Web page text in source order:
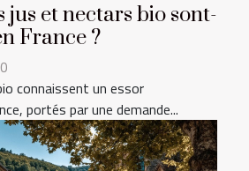
jus et nectars bio sont-
France ?
connaissent un essor
portés par une demande...